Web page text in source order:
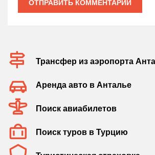
ОТПРАВИТЬ КОММЕНТАРИЙ
Трансфер из аэропорта
Аренда авто в Анталье
Поиск авиабилетов
Поиск туров в Турцию